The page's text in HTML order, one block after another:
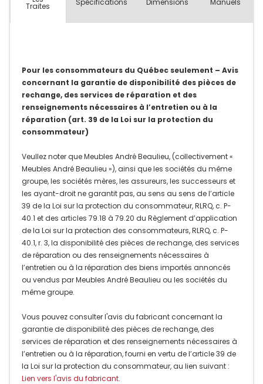
Traites Spécifications Dimensions Manuels
Pour les consommateurs du Québec seulement – Avis
concernant la garantie de disponibilité des pièces de
rechange, des services de réparation et des
renseignements nécessaires à l’entretien ou à la
réparation (art. 39 de la Loi sur la protection du
consommateur)
Veullez noter que Meubles André Beaulieu, (collectivement «
Meubles André Beaulieu »), ainsi que les sociétés du même
groupe, les sociétés mères, les assureurs, les successeurs et
les ayant-droit ne garantit pas, au sens au sens de l’article
39 de la Loi sur la protection du consommateur, RLRQ, c. P-
40.1 et des articles 79.18 à 79.20 du Règlement d’application
de la Loi sur la protection des consommateurs, RLRQ, c. P-
40.1, r. 3, la disponibilité des pièces de rechange, des services
de réparation ou des renseignements nécessaires à
l’entretien ou à la réparation des biens importés annoncés
ou vendus par Meubles André Beaulieu ou les sociétés du
même groupe.
Vous pouvez consulter l'avis du fabricant concernant la
garantie de disponibilité des pièces de rechange, des
services de réparation et des renseignements nécessaires à
l’entretien ou à la réparation, fourni en vertu de l’article 39 de
la Loi sur la protection du consommateur, au lien suivant :
Lien vers l'avis du fabricant.